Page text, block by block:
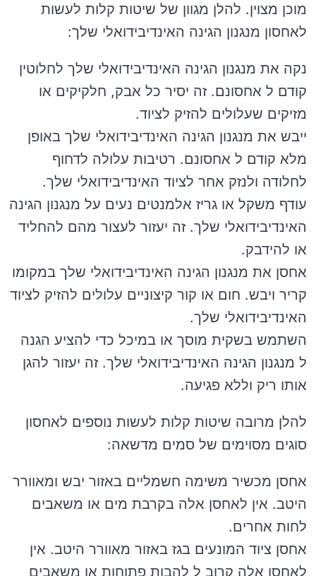
מוכן מצוין. להלן מגוון של שיטות קלות לעשות
לאחסון מנגנון הגינה האינדיבידואלי שלך:
נקה את מנגנון הגינה האינדיבידואלי שלך לחלוטין
קודם ל אחסונם. זה יסיר כל אבק, חלקיקים או
מזיקים שעלולים להזיק לציוד.
ייבש את מנגנון הגינה האינדיבידואלי שלך באופן
מלא קודם ל אחסונם. רטיבות עלולה לדחוף
לחלודה ולנזק אחר לציוד האינדיבידואלי שלך.
עודף משקל או גריז אלמנטים נעים על מנגנון הגינה
האינדיבידואלי שלך. זה יעזור לעצור מהם להחליד
או להידבק.
אחסן את מנגנון הגינה האינדיבידואלי שלך במקומו
קריר ויבש. חום או קור קיצוניים עלולים להזיק לציוד
האינדיבידואלי שלך.
השתמש בשקית מוסך או במיכל כדי להציע הגנה
ל מנגנון הגינה האינדיבידואלי שלך. זה יעזור להגן
אותו ריק וללא פגיעה.
להלן מרובה שיטות קלות לעשות נוספים לאחסון
סוגים מסוימים של סמים מדשאה:
אחסן מכשיר משימה חשמליים באזור יבש ומאוורר
היטב. אין לאחסן אלה בקרבת מים או משאבים
לחות אחרים.
אחסן ציוד המונעים בגז באזור מאוורר היטב. אין
לאחסן אלה קרוב ל להבות פתוחות או משאבים